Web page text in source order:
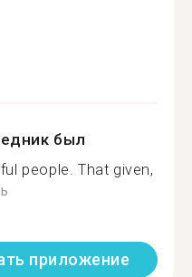
был
people. That given,
приложение